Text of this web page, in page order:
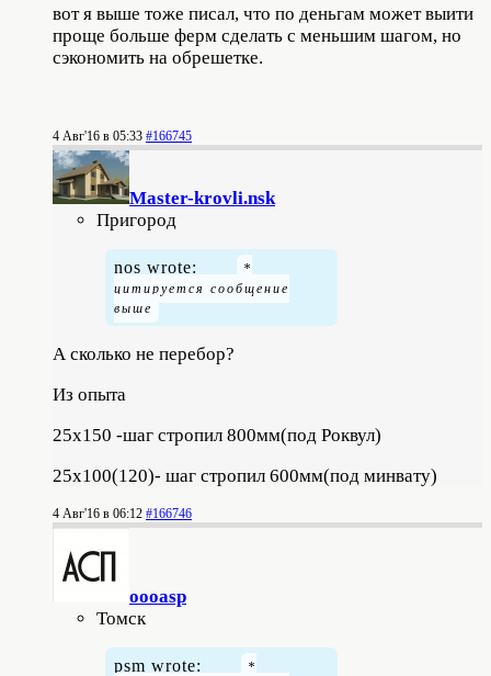
вот я выше тоже писал, что по деньгам может выити
проще больше ферм сделать с меньшим шагом, но
сэкономить на обрешетке.
4 Авг'16 в 05:33 #166745
Master-krovli.nsk
Пригород
nos wrote:
А сколько не перебор?
Из опыта
25х150 -шаг стропил 800мм(под Роквул)
25х100(120)- шаг стропил 600мм(под минвату)
4 Авг'16 в 06:12 #166746
oooasp
Томск
psm wrote: